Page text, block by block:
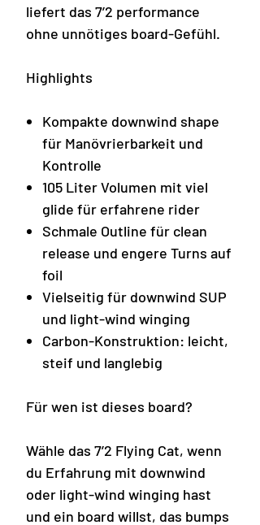
liefert das 7’2 performance
ohne unnötiges board-Gefühl.
Highlights
Kompakte downwind shape
für Manövrierbarkeit und
Kontrolle
105 Liter Volumen mit viel
glide für erfahrene rider
Schmale Outline für clean
release und engere Turns auf
foil
Vielseitig für downwind SUP
und light-wind winging
Carbon-Konstruktion: leicht,
steif und langlebig
Für wen ist dieses board?
Wähle das 7’2 Flying Cat, wenn
du Erfahrung mit downwind
oder light-wind winging hast
und ein board willst, das bumps